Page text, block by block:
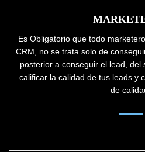
Es Obligatorio que todo
CRM, no se trata solo de
posterior a conseguir el lead,
calificar la calidad de tus leads y
de